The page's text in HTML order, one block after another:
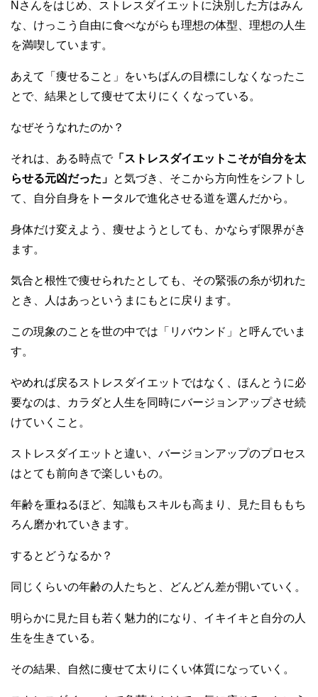
Nさんをはじめ、ストレスダイエットに決別した方はみん
な、けっこう自由に食べながらも理想の体型、理想の人生
を満喫しています。
あえて「痩せること」をいちばんの目標にしなくなったこ
とで、結果として痩せて太りにくくなっている。
なぜそうなれたのか？
それは、ある時点で「ストレスダイエットこそが自分を太
らせる元凶だった」 と気づき、そこから方向性をシフトし
て、自分自身をトータルで進化させる道を選んだから。
身体だけ変えよう、痩せようとしても、かならず限界がき
ます。
気合と根性で痩せられたとしても、その緊張の糸が切れた
とき、人はあっというまにもとに戻ります。
この現象のことを世の中では「リバウンド」と呼んでいま
す。
やめれば戻るストレスダイエットではなく、ほんとうに必
要なのは、カラダと人生を同時にバージョンアップさせ続
けていくこと。
ストレスダイエットと違い、バージョンアップのプロセス
はとても前向きで楽しいもの。
年齢を重ねるほど、知識もスキルも高まり、見た目ももち
ろん磨かれていきます。
するとどうなるか？
同じくらいの年齢の人たちと、どんどん差が開いていく。
明らかに見た目も若く魅力的になり、イキイキと自分の人
生を生きている。
その結果、自然に痩せて太りにくい体質になっていく。